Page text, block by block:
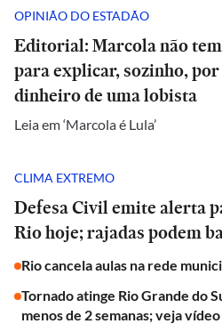
OPINIÃO DO ESTADÃO
Editorial: Marcola não
para explicar, sozinho,
dinheiro de uma lobista
Leia em ‘Marcola é Lula’
CLIMA EXTREMO
Defesa Civil emite alerta
Rio hoje; rajadas podem
Rio cancela aulas na rede
Tornado atinge Rio Grande do
menos de 2 semanas; veja vídeo